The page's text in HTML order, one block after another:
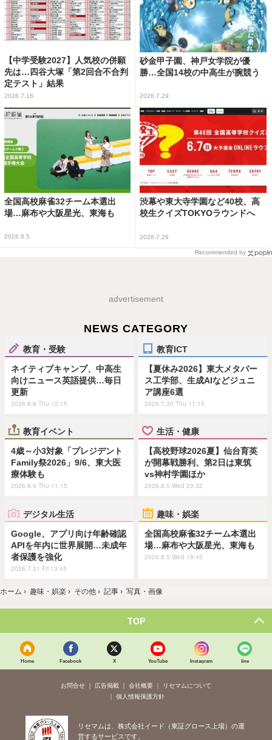
【中学受験2027】人気校の併願
先は…四谷大塚「第2回合不合判
定テスト」結果
2026.7.16
砂金甲子園、神戸女学院が優
勝…全国14校の中高生が腕競う
2026.7.29
全国高校麻雀32チーム本選出
場…麻布や大阪星光、東海も
2026.8.5
渋幕や東大寺学園など40校、高
校生クイズTOKYOラウンドへ
2026.7.29
Recommended by
advertisement
NEWS CATEGORY
教育・受験
ネイティブキャンプ、中高生
向けニュース英語提供…毎日
更新
2026.8.6 Thu 12:15
教育ICT
【夏休み2026】東大メタバー
ス工学部、生成AIなどジュニ
ア講座6選
2026.7.30 Thu 11:15
教育イベント
4歳～小3対象「プレジデント
Family祭2026」9/6、東大医
療体験も
2026.8.6 Thu 11:15
生活・健康
【高校野球2026夏】仙台育英
が開幕戦勝利、第2日は東筑
vs神村学園ほか
2026.8.5 Wed 20:32
デジタル生活
Google、アプリ向け年齢確認
APIを年内に世界展開…未成年
者保護を強化
2026.7.31 Fri 13:45
趣味・娯楽
全国高校麻雀32チーム本選出
場…麻布や大阪星光、東海も
2026.8.5 Wed 19:45
ホーム › 趣味・娯楽 › その他 › 記事 › 写真・画像
TOP
Home Facebook X YouTube Instagram line
お問合せ 広告掲載 会社概要
リセマムについて
個人情報保護方針
リセマムは、株式会社イード（東証グロース上場）の運
営するサービスです。